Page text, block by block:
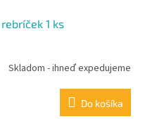
1 ks
Skladom - ihneď expedujeme
Do košíka